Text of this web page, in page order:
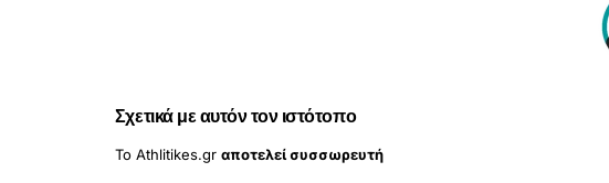
Σχετικά με αυτόν τον ιστότοπο
Το Athlitikes.gr αποτελεί συσσωρευτή